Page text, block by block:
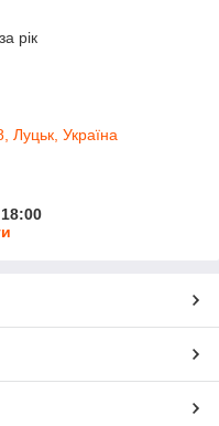
рік
Луцьк, Україна